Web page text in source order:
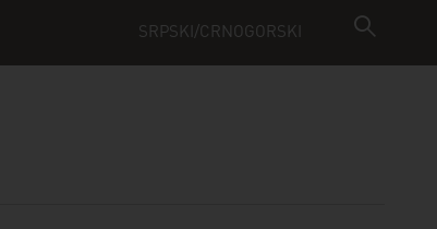
SRPSKI/CRNOGORSKI